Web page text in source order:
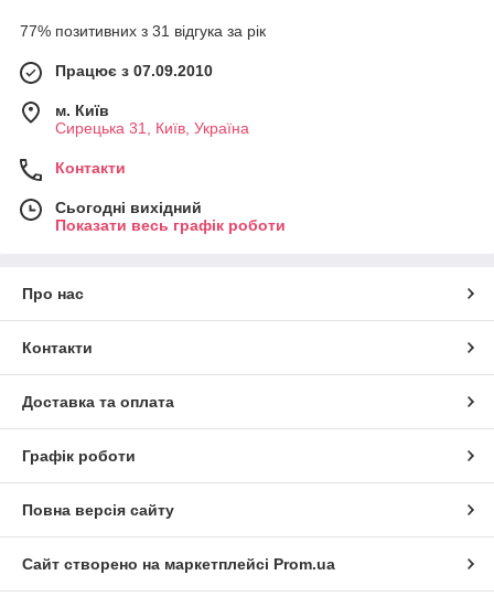
77% позитивних з 31 відгука за рік
Працює з 07.09.2010
м. Київ
Сирецька 31, Київ, Україна
Контакти
Сьогодні вихідний
Показати весь графік роботи
Про нас
Контакти
Доставка та оплата
Графік роботи
Повна версія сайту
Сайт створено на маркетплейсі Prom.ua